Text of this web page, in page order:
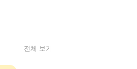
전체 보기